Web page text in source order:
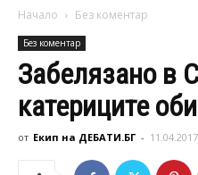
Начало Без коментар
Без коментар
Забелязано в
катериците
от Екип на ДЕБАТИ.БГ -